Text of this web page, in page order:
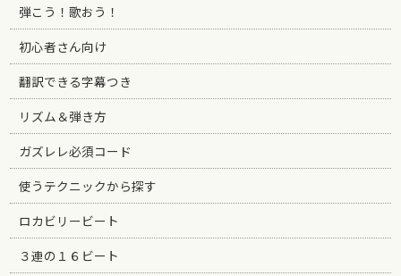
弾こう！歌おう！
初心者さん向け
翻訳できる字幕つき
リズム＆弾き方
ガズレレ必須コード
使うテクニックから探す
ロカビリービート
３連の１６ビート